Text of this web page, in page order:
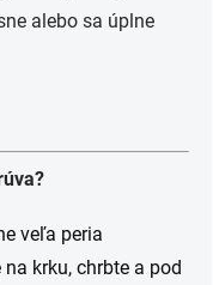
alebo sa úplne
veľa peria
krku, chrbte a pod